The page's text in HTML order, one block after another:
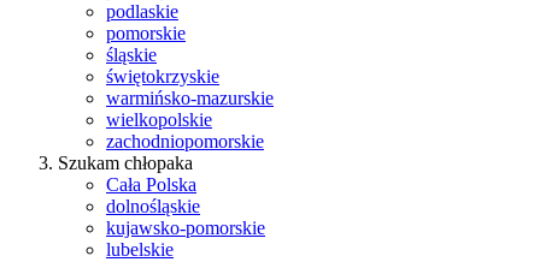
podlaskie
pomorskie
śląskie
świętokrzyskie
warmińsko-mazurskie
wielkopolskie
zachodniopomorskie
Szukam chłopaka
Cała Polska
dolnośląskie
kujawsko-pomorskie
lubelskie